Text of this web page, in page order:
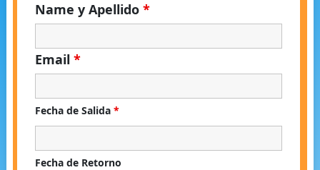
Name y Apellido *
Email *
Fecha de Salida *
Fecha de Retorno